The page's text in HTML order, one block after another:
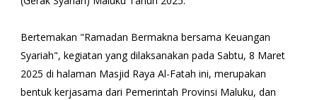
Bertemakan "Ramadan Bermakna bersama Keuangan
Syariah", kegiatan yang dilaksanakan pada Sabtu, 8 Maret
2025 di halaman Masjid Raya Al-Fatah ini, merupakan
bentuk kerjasama dari Pemerintah Provinsi Maluku, dan